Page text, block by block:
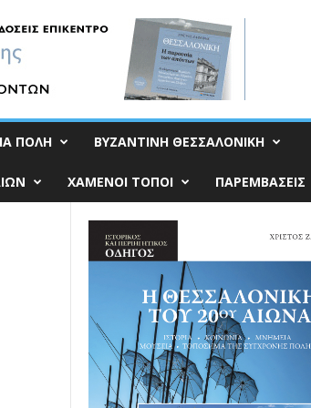
ΠΟΛΗ ΒΥΖΑΝΤΙΝΗ ΘΕΣΣΑΛΟΝΙΚΗ
ΧΑΜΕΝΟΙ ΤΟΠΟΙ ΠΑΡΕΜΒΑΣΕΙΣ